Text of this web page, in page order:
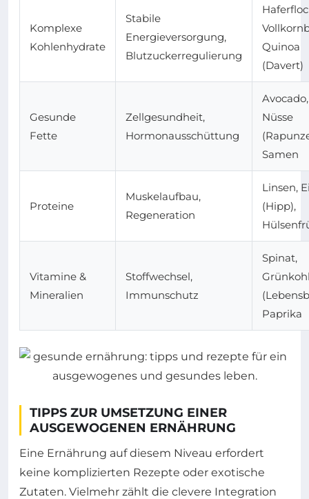
Komplexe
Kohlenhydrate
Stabile
Energieversorgung,
Blutzuckerregulierung
Quinoa
(Davert)
Gesunde
Fette
Zellgesundheit,
Hormonausschüttung
Avocado,
Nüsse
Samen
Proteine
Muskelaufbau,
Regeneration
Linsen,
(Hipp),
Vitamine &
Mineralien
Stoffwechsel,
Immunschutz
Spinat,
Paprika
TIPPS ZUR UMSETZUNG EINER
AUSGEWOGENEN ERNÄHRUNG
Eine Ernährung auf diesem Niveau erfordert
keine komplizierten Rezepte oder exotische
Zutaten. Vielmehr zählt die clevere Integration